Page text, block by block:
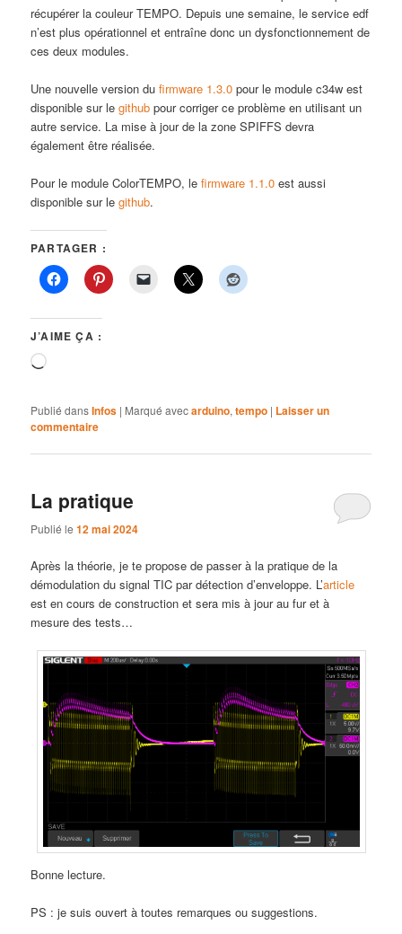
récupérer la couleur TEMPO. Depuis une semaine, le service edf
n’est plus opérationnel et entraîne donc un dysfonctionnement de
ces deux modules.
Une nouvelle version dufirmware 1.3.0 pour le module c34w est
disponible sur legithub pour corriger ce problème en utilisant un
autre service. La mise à jour de la zone SPIFFS devra
également être réalisée.
Pour le module ColorTEMPO, lefirmware 1.1.0 est aussi
disponible sur legithub.
PARTAGER :
J’AIME ÇA :
Chargement…
Publié dansInfos | Marqué avecarduino,tempo | Laisser un
commentaire
La pratique
Publié le12 mai 2024
Après la théorie, je te propose de passer à la pratique de la
démodulation du signal TIC par détection d’enveloppe. L’article
est en cours de construction et sera mis à jour au fur et à
mesure des tests…
Bonne lecture.
PS : je suis ouvert à toutes remarques ou suggestions.